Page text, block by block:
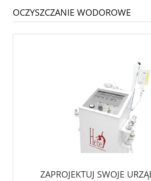
OCZYSZCZANIE WODOROWE
ZAPROJEKTUJ SWOJE